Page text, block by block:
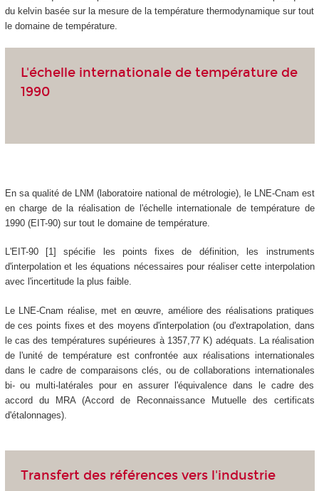
du kelvin basée sur la mesure de la température thermodynamique sur tout
le domaine de température.
L'échelle internationale de température de
1990
En sa qualité de LNM (laboratoire national de métrologie), le LNE-Cnam est
en charge de la réalisation de l'échelle internationale de température de
1990 (EIT-90) sur tout le domaine de température.
L'EIT-90 [1] spécifie les points fixes de définition, les instruments
d'interpolation et les équations nécessaires pour réaliser cette interpolation
avec l'incertitude la plus faible.
Le LNE-Cnam réalise, met en œuvre, améliore des réalisations pratiques
de ces points fixes et des moyens d'interpolation (ou d'extrapolation, dans
le cas des températures supérieures à 1357,77 K) adéquats. La réalisation
de l'unité de température est confrontée aux réalisations internationales
dans le cadre de comparaisons clés, ou de collaborations internationales
bi- ou multi-latérales pour en assurer l'équivalence dans le cadre des
accord du MRA (Accord de Reconnaissance Mutuelle des certificats
d'étalonnages).
Transfert des références vers l'industrie